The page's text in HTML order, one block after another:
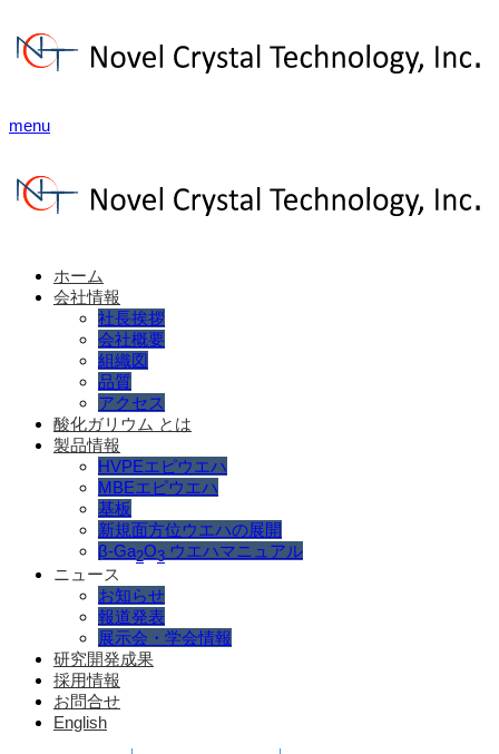
menu
ホーム
会社情報
社長挨拶
会社概要
組織図
品質
アクセス
酸化ガリウム とは
製品情報
HVPEエピウエハ
MBEエピウエハ
基板
新規面方位ウエハの展開
β-Ga2O3 ウエハマニュアル
ニュース
お知らせ
報道発表
展示会・学会情報
研究開発成果
採用情報
お問合せ
English